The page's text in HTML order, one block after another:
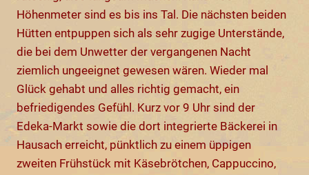
Höhenmeter sind es bis ins Tal. Die nächsten beiden
Hütten entpuppen sich als sehr zugige Unterstände,
die bei dem Unwetter der vergangenen Nacht
ziemlich ungeeignet gewesen wären. Wieder mal
Glück gehabt und alles richtig gemacht, ein
befriedigendes Gefühl. Kurz vor 9 Uhr sind der
Edeka-Markt sowie die dort integrierte Bäckerei in
Hausach erreicht, pünktlich zu einem üppigen
zweiten Frühstück mit Käsebrötchen, Cappuccino,